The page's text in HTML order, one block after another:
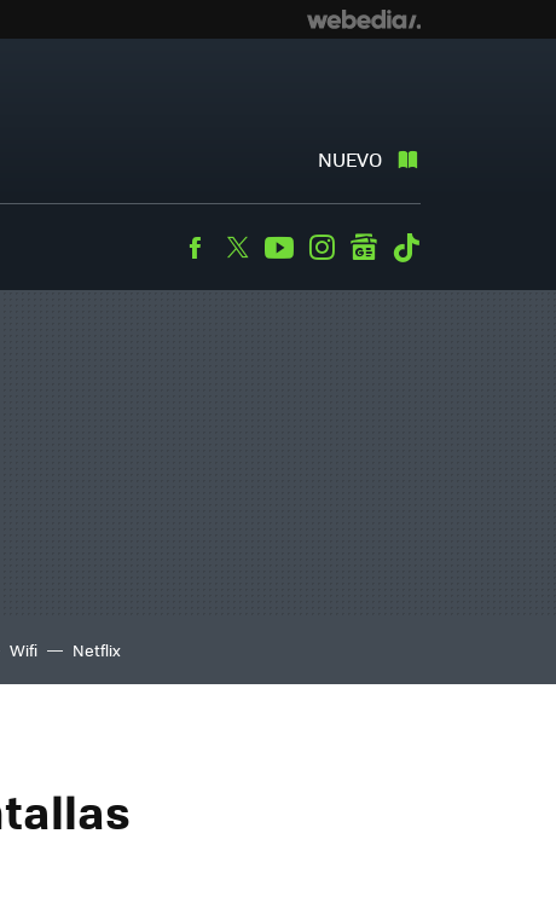
NUEVO
Facebook
TwitterYoutubeInstagramgooglenews
Wifi Netflix